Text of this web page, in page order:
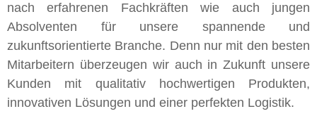
nach erfahrenen Fachkräften wie auch jungen
Absolventen für unsere spannende und
zukunftsorientierte Branche. Denn nur mit den besten
Mitarbeitern überzeugen wir auch in Zukunft unsere
Kunden mit qualitativ hochwertigen Produkten,
innovativen Lösungen und einer perfekten Logistik.